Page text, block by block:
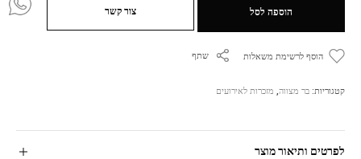
הוספה לסל צור קשר
הוסף לרשימת משאלות שתף
קטגוריות: בר מצווה, מזכרות לאירועים
לפרטים ותיאור מוצר